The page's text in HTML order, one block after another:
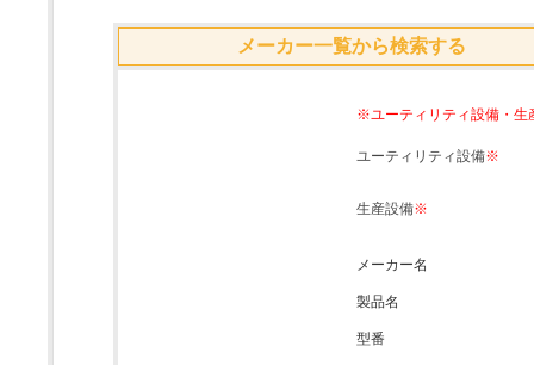
メーカー一覧から検索する
※ユーティリティ設備・生
ユーティリティ設備※
生産設備※
メーカー名
製品名
型番